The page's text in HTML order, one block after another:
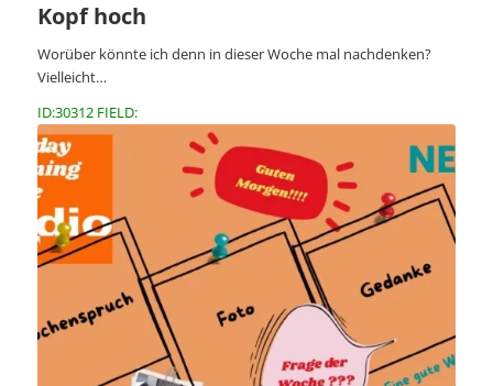
Kopf hoch
Worüber könnte ich denn in dieser Woche mal nachdenken?
Vielleicht…
ID:30312 FIELD: